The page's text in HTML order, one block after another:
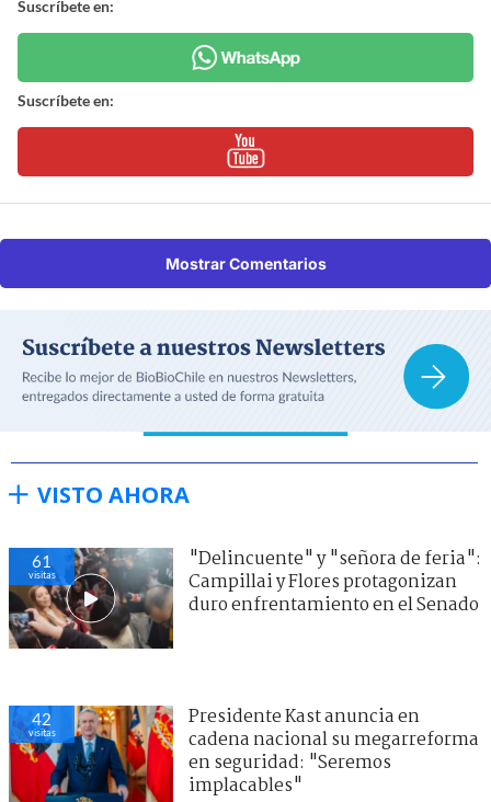
Suscríbete en:
Suscríbete en:
Mostrar Comentarios
VISTO AHORA
61
visitas
"Delincuente" y "señora de feria":
Campillai y Flores protagonizan
duro enfrentamiento en el Senado
42
visitas
Presidente Kast anuncia en
cadena nacional su megarreforma
en seguridad: "Seremos
implacables"